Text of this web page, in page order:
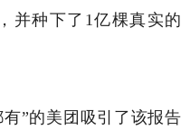
并种下了1亿棵真实的
”的美团吸引了该报告